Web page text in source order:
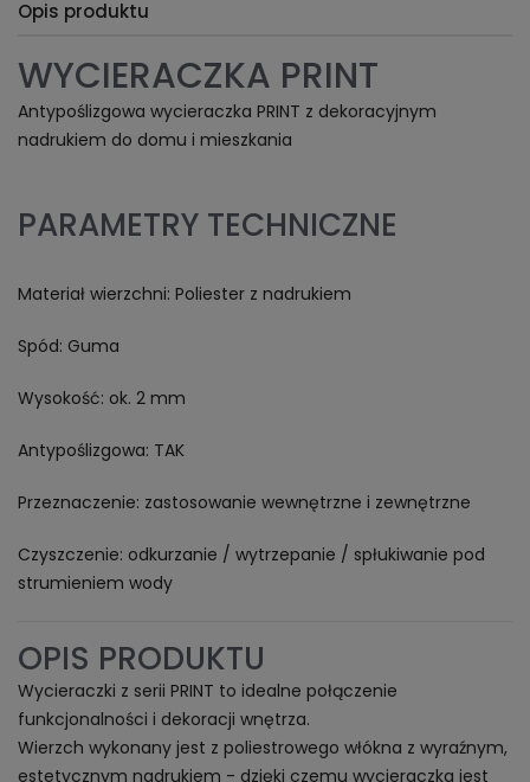
Opis produktu
WYCIERACZKA PRINT
Antypoślizgowa wycieraczka PRINT z dekoracyjnym
nadrukiem do domu i mieszkania
PARAMETRY TECHNICZNE
Materiał wierzchni: Poliester z nadrukiem
Spód: Guma
Wysokość: ok. 2 mm
Antypoślizgowa: TAK
Przeznaczenie: zastosowanie wewnętrzne i zewnętrzne
Czyszczenie: odkurzanie / wytrzepanie / spłukiwanie pod
strumieniem wody
OPIS PRODUKTU
Wycieraczki z serii PRINT to idealne połączenie
funkcjonalności i dekoracji wnętrza.
Wierzch wykonany jest z poliestrowego włókna z wyraźnym,
estetycznym nadrukiem - dzięki czemu wycieraczka jest